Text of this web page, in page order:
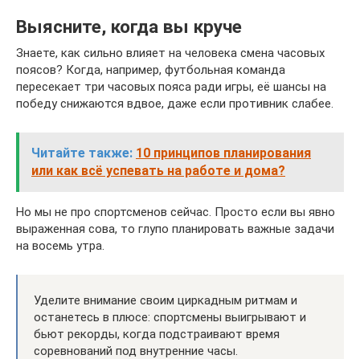
Выясните, когда вы круче
Знаете, как сильно влияет на человека смена часовых
поясов? Когда, например, футбольная команда
пересекает три часовых пояса ради игры, её шансы на
победу снижаются вдвое, даже если противник слабее.
Читайте также: 10 принципов планирования
или как всё успевать на работе и дома?
Но мы не про спортсменов сейчас. Просто если вы явно
выраженная сова, то глупо планировать важные задачи
на восемь утра.
Уделите внимание своим циркадным ритмам и
останетесь в плюсе: спортсмены выигрывают и
бьют рекорды, когда подстраивают время
соревнований под внутренние часы.